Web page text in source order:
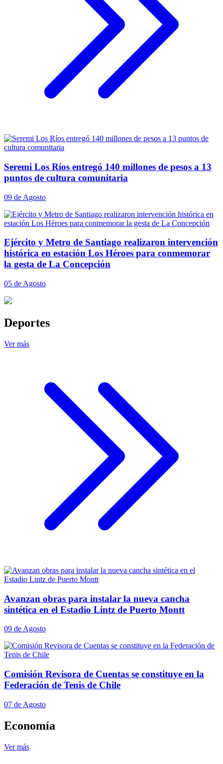
Seremi Los Ríos entregó 140 millones de pesos a 13
puntos de cultura comunitaria
09 de Agosto
Ejército y Metro de Santiago realizaron intervención
histórica en estación Los Héroes para conmemorar
la gesta de La Concepción
05 de Agosto
Deportes
Ver más
Avanzan obras para instalar la nueva cancha
sintética en el Estadio Lintz de Puerto Montt
09 de Agosto
Comisión Revisora de Cuentas se constituye en la
Federación de Tenis de Chile
07 de Agosto
Economía
Ver más